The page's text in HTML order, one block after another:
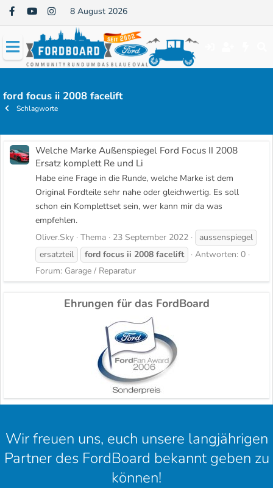
8 August 2026
ford focus ii 2008 facelift
Schlagworte
Welche Marke Außenspiegel Ford Focus II 2008
Ersatz komplett Re und Li
Habe eine Frage in die Runde, welche Marke ist dem
Original Fordteile sehr nahe oder gleichwertig. Es soll
schon ein Komplettset sein, wer kann mir da was
empfehlen.
Oliver.Sky Thema 23 September 2022
aussenspiegel
ersatzteil
ford focus ii 2008 facelift
Antworten: 0
Forum: Garage / Reparatur
Ehrungen für das FordBoard
Wir freuen uns, euch unsere langjährigen
Partner des FordBoard bekannt geben zu
können!